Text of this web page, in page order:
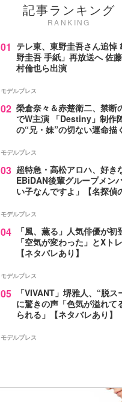
記事ランキング
RANKING
01 テレ東、東野圭吾さん追悼
野圭吾 手紙」再放送へ 佐
村倫也ら出演
モデルプレス
02 榮倉奈々＆赤楚衛二、禁断
でW主演 「Destiny」制作
の“兄・妹”の切ない運命描
モデルプレス
03 超特急・高松アロハ、好き
EBiDAN後輩グループメン
い子なんですよ」【名探偵
モデルプレス
04
「風、薫る」人気俳優が初
「空気が変わった」とXト
【ネタバレあり】
モデルプレス
05
「VIVANT」堺雅人、“脱
に驚きの声「色気が溢れて
られる」【ネタバレあり】
モデルプレス